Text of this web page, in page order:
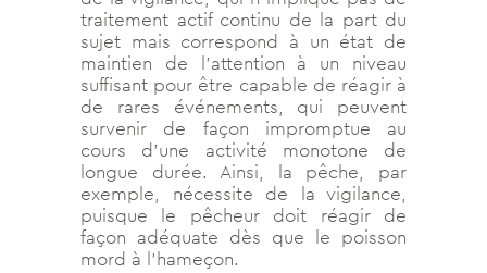
traitement actif continu de la part du
sujet mais correspond à un état de
maintien de l’attention à un niveau
suffisant pour être capable de réagir à
de rares événements, qui peuvent
survenir de façon impromptue au
cours d’une activité monotone de
longue durée. Ainsi, la pêche, par
exemple, nécessite de la vigilance,
puisque le pêcheur doit réagir de
façon adéquate dès que le poisson
mord à l’hameçon.